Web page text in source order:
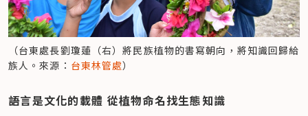
（台東處長劉瓊蓮（右）將民族植物的書寫朝向，將知識回歸給
族人。來源： 台東林管處）
語言是文化的載體 從植物命名找生態知識